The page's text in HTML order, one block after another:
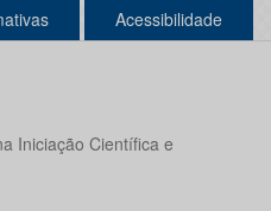
Acessibilidade
Iniciação Científica e